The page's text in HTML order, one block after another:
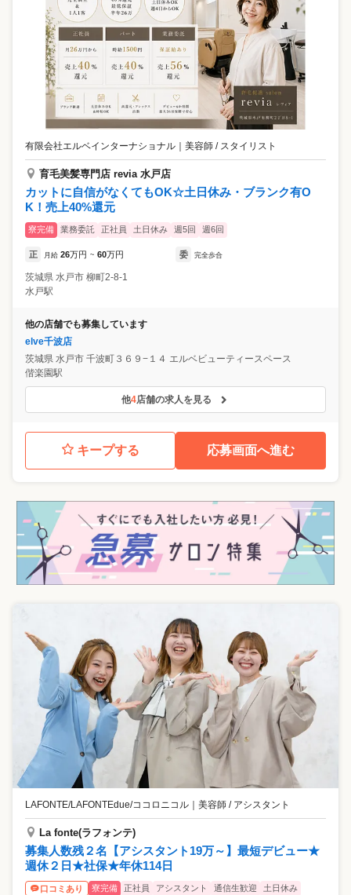
有限会社エルベインターナショナル ｜ 美容師 / スタイリスト
育毛美髪専門店 revia 水戸店
カットに自信がなくてもOK☆土日休み・ブランク有O
K！売上40%還元
寮完備 業務委託 正社員 土日休み 週5回 週6回
正 月給 26万円 ~ 60万円 委 完全歩合
茨城県 水戸市 柳町2-8-1
水戸駅
他の店舗でも募集しています
elve千波店
茨城県 水戸市 千波町３６９−１４ エルベビューティースペース
偕楽園駅
他4店舗の求人を見る
キープする 応募画面へ進む
LAFONTE/LAFONTEdue/ココロニコル ｜ 美容師 / アシスタント
La fonte(ラフォンテ)
募集人数残２名【アシスタント19万～】最短デビュー★
週休２日★社保★年休114日
口コミあり 寮完備 正社員 アシスタント 通信生歓迎
土日休み